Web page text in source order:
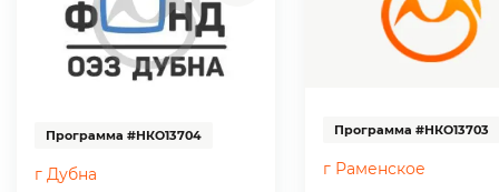
Программа #НКО13704
г Дубна
Программа #НКО13703
г Раменское